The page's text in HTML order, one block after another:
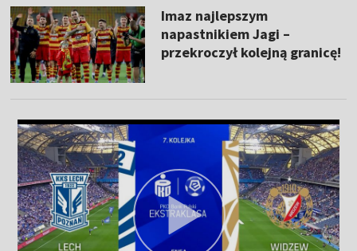
Imaz najlepszym
napastnikiem Jagi –
przekroczył kolejną granicę!